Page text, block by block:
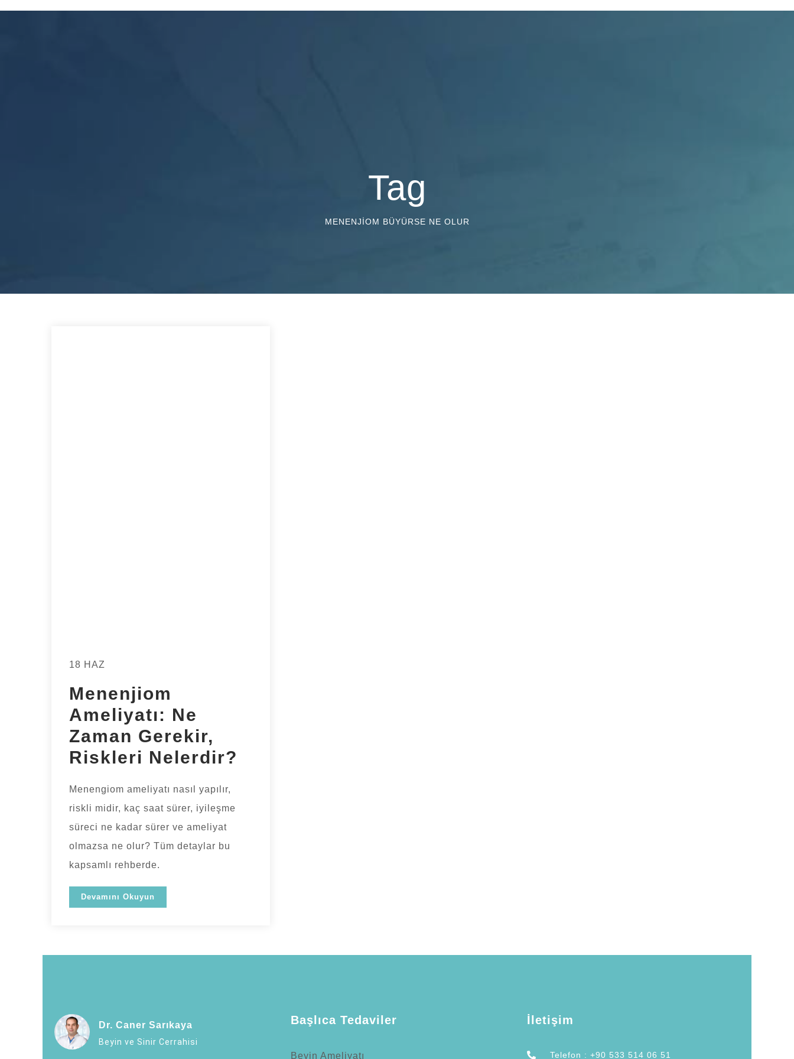
Tag
MENENJIOM BÜYÜRSE NE OLUR
18 HAZ
Menenjiom
Ameliyatı: Ne
Zaman Gerekir,
Riskleri Nelerdir?
Menengiom ameliyatı nasıl yapılır,
riskli midir, kaç saat sürer, iyileşme
süreci ne kadar sürer ve ameliyat
olmazsa ne olur? Tüm detaylar bu
kapsamlı rehberde.
Devamını Okuyun
Dr. Caner Sarıkaya
Beyin ve Sinir Cerrahisi
Başlıca Tedaviler
Beyin Ameliyatı
İletişim
Telefon : +90 533 514 06 51